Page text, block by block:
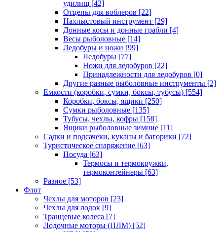
удилищ [42]
Отцепы для воблеров [22]
Нахлыстовый инструмент [29]
Донные косы и донные грабли [4]
Весы рыболовные [14]
Ледобуры и ножи [99]
Ледобуры [77]
Ножи для ледобуров [22]
Принадлежности для ледобуров [0]
Другие разные рыболовные инструменты [2]
Емкости (коробки, сумки, боксы, тубусы) [554]
Коробки, боксы, ящики [250]
Сумки рыболовные [135]
Тубусы, чехлы, кофры [158]
Ящики рыболовные зимние [11]
Садки и подсачеки, куканы и багорики [72]
Туристическое снаряжение [63]
Посуда [63]
Термосы и термокружки,
термоконтейнеры [63]
Разное [53]
Флот
Чехлы для моторов [23]
Чехлы для лодок [9]
Транцевые колеса [7]
Лодочные моторы (ПЛМ) [52]